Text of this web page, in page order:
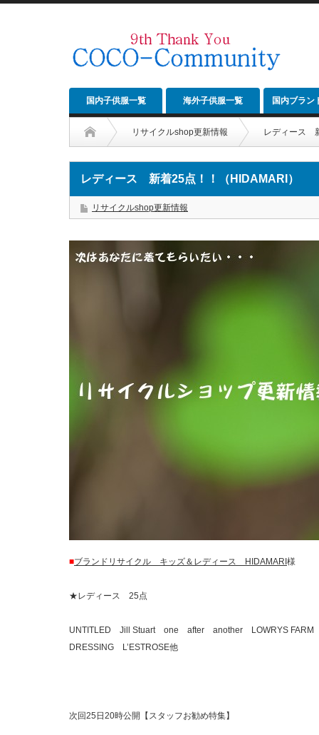
国内子供服一覧 海外子供服一覧 国内ブラン
リサイクルshop更新情報 レディース
レディース 新着25点！！（HIDAMARI）
リサイクルshop更新情報
■ブランドリサイクル キッズ＆レディース HIDAMARI 様
★レディース 25点
UNTITLED Jill Stuart one after another LOWRYS FARM
DRESSING L’ESTROSE他
次回25日20時公開【スタッフお勧め特集】